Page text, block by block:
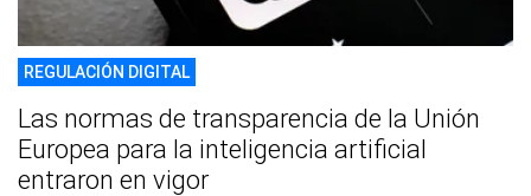
REGULACIÓN DIGITAL
Las normas de transparencia de la Unión
Europea para la inteligencia artificial
entraron en vigor